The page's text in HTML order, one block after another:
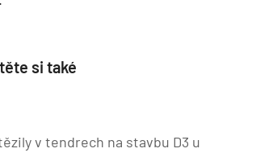
si také
v tendrech na stavbu D3 u